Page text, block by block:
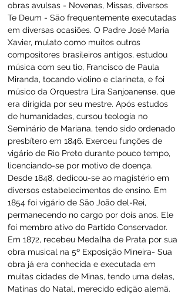
obras avulsas - Novenas, Missas, diversos
Te Deum - São frequentemente executadas
em diversas ocasiões. O Padre José Maria
Xavier, mulato como muitos outros
compositores brasileiros antigos, estudou
música com seu tio, Francisco de Paula
Miranda, tocando violino e clarineta, e foi
músico da Orquestra Lira Sanjoanense, que
era dirigida por seu mestre. Após estudos
de humanidades, cursou teologia no
Seminário de Mariana, tendo sido ordenado
presbítero em 1846. Exerceu funções de
vigário de Rio Preto durante pouco tempo,
licenciando-se por motivo de doença.
Desde 1848, dedicou-se ao magistério em
diversos estabelecimentos de ensino. Em
1854 foi vigário de São João del-Rei,
permanecendo no cargo por dois anos. Ele
foi membro ativo do Partido Conservador.
Em 1872, recebeu Medalha de Prata por sua
obra musical na 5º Exposição Mineira- Sua
obra já era conhecida e executada em
muitas cidades de Minas, tendo uma delas,
Matinas do Natal, merecido edição alemã.